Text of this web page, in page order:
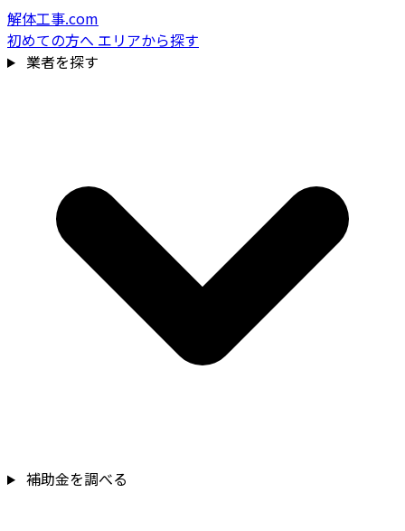
解体工事.com
初めての方へ エリアから探す
業者を探す
補助金を調べる